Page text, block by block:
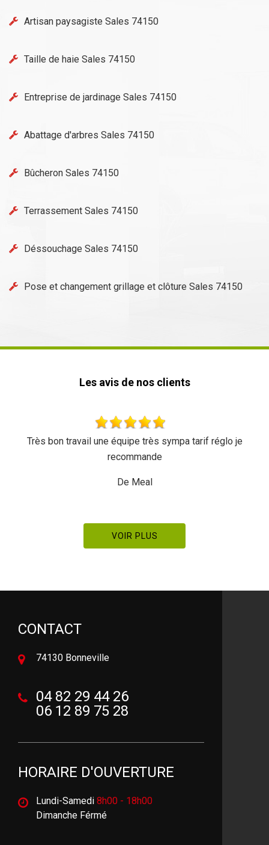
Artisan paysagiste Sales 74150
Taille de haie Sales 74150
Entreprise de jardinage Sales 74150
Abattage d'arbres Sales 74150
Bûcheron Sales 74150
Terrassement Sales 74150
Déssouchage Sales 74150
Pose et changement grillage et clôture Sales 74150
Les avis de nos clients
Très bon travail une équipe très sympa tarif réglo je
recommande
De Meal
VOIR PLUS
CONTACT
74130 Bonneville
04 82 29 44 26
06 12 89 75 28
HORAIRE D'OUVERTURE
Lundi-Samedi 8h00 - 18h00
Dimanche Férmé